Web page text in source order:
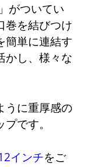
がついてい
巻を結びつけ
簡単に連結す
かし、様々な
うに重厚感の
です。
インチをご